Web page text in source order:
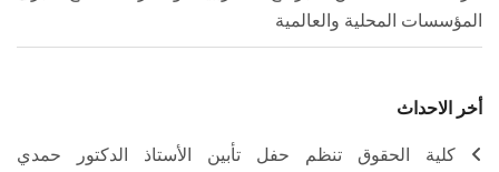
المؤسسات المحلية والعالمية
أخر الاحداث
كلية الحقوق تنظم حفل تأبين الأستاذ الدكتور حمدي